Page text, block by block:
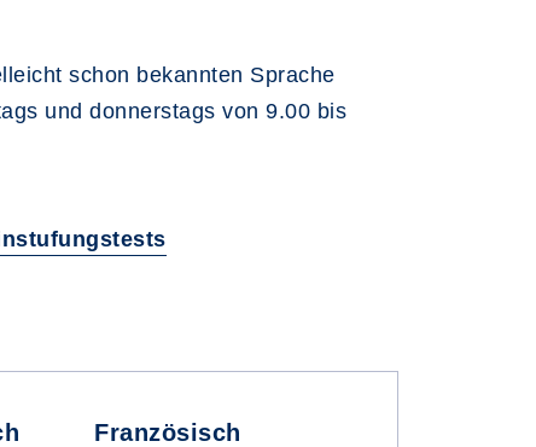
schon bekannten Sprache
und donnerstags von 9.00 bis
Französisch